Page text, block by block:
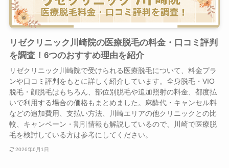
リゼクリニック川崎院の医療脱毛の料金・口コミ評判
を調査！6つのおすすめ理由を紹介
リゼクリニック川崎院で受けられる医療脱毛について、料金プラ
ンや口コミ評判をもとに詳しく紹介しています。全身脱毛・VIO
脱毛・顔脱毛はもちろん、部位別脱毛や追加照射の料金、都度払
いで利用する場合の価格もまとめました。麻酔代・キャンセル料
などの追加費用、支払い方法、川崎エリアの他クリニックとの比
較、キャンペーン・割引情報も解説しているので、川崎で医療脱
毛を検討している方は参考にしてください。
2026年6月1日